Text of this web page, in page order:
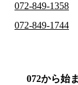
072-849-1358
072-849-1744
072から始